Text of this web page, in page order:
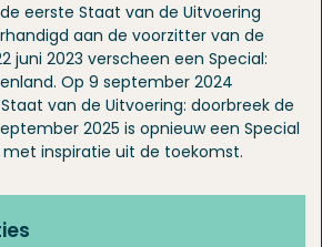
eerste Staat van de Uitvoering
aan de voorzitter van de
juni 2023 verscheen een Special:
Op 9 september 2024
van de Uitvoering: doorbreek de
2025 is opnieuw een Special
inspiratie uit de toekomst.